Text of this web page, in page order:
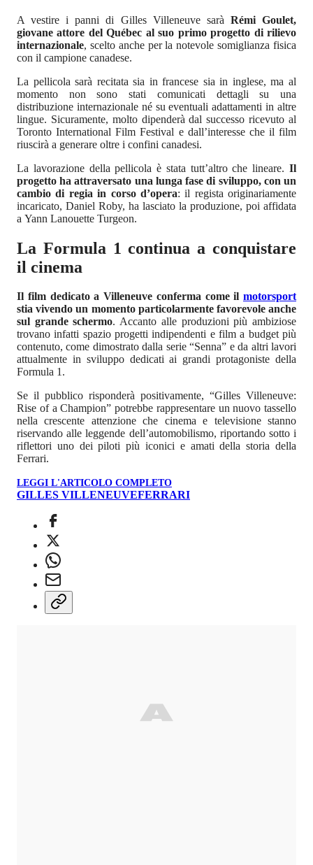
A vestire i panni di Gilles Villeneuve sarà Rémi Goulet,
giovane attore del Québec al suo primo progetto di rilievo
internazionale, scelto anche per la notevole somiglianza fisica
con il campione canadese.
La pellicola sarà recitata sia in francese sia in inglese, ma al
momento non sono stati comunicati dettagli su una
distribuzione internazionale né su eventuali adattamenti in altre
lingue. Sicuramente, molto dipenderà dal successo ricevuto al
Toronto International Film Festival e dall’interesse che il film
riuscirà a generare oltre i confini canadesi.
La lavorazione della pellicola è stata tutt’altro che lineare. Il
progetto ha attraversato una lunga fase di sviluppo, con un
cambio di regia in corso d’opera: il regista originariamente
incaricato, Daniel Roby, ha lasciato la produzione, poi affidata
a Yann Lanouette Turgeon.
La Formula 1 continua a conquistare
il cinema
Il film dedicato a Villeneuve conferma come il motorsport
stia vivendo un momento particolarmente favorevole anche
sul grande schermo. Accanto alle produzioni più ambiziose
trovano infatti spazio progetti indipendenti e film a budget più
contenuto, come dimostrato dalla serie “Senna” e da altri lavori
attualmente in sviluppo dedicati ai grandi protagoniste della
Formula 1.
Se il pubblico risponderà positivamente, “Gilles Villeneuve:
Rise of a Champion” potrebbe rappresentare un nuovo tassello
nella crescente attenzione che cinema e televisione stanno
riservando alle leggende dell’automobilismo, riportando sotto i
riflettori uno dei piloti più iconici e amati della storia della
Ferrari.
LEGGI L'ARTICOLO COMPLETO
GILLES VILLENEUVEFERRARI